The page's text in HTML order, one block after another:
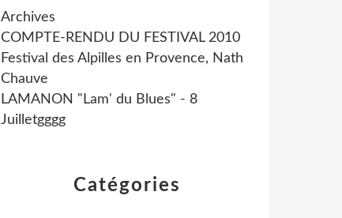
Catégories
Archives
COMPTE-RENDU DU FESTIVAL 2010
Festival des Alpilles en Provence, Nath
Chauve
LAMANON "Lam' du Blues" - 8
Juilletgggg